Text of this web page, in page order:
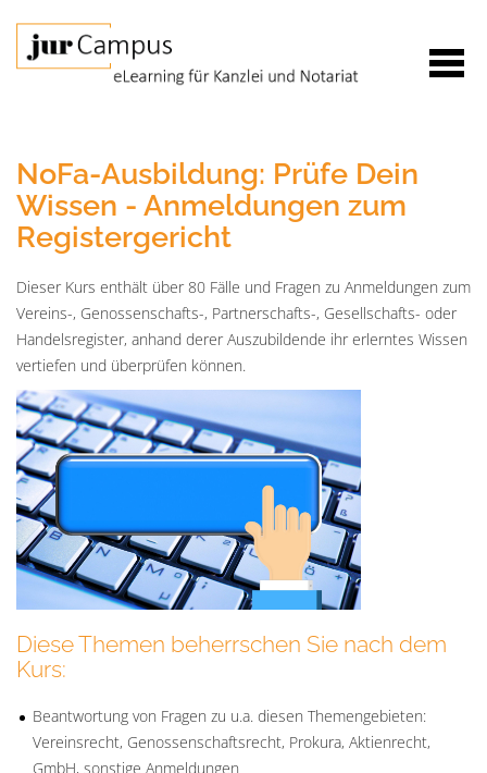
NoFa-Ausbildung: Prüfe Dein
Wissen - Anmeldungen zum
Registergericht
Dieser Kurs enthält über 80 Fälle und Fragen zu Anmeldungen zum
Vereins-, Genossenschafts-, Partnerschafts-, Gesellschafts- oder
Handelsregister, anhand derer Auszubildende ihr erlerntes Wissen
vertiefen und überprüfen können.
Diese Themen beherrschen Sie nach dem
Kurs:
Beantwortung von Fragen zu u.a. diesen Themengebieten:
Vereinsrecht, Genossenschaftsrecht, Prokura, Aktienrecht,
GmbH, sonstige Anmeldungen